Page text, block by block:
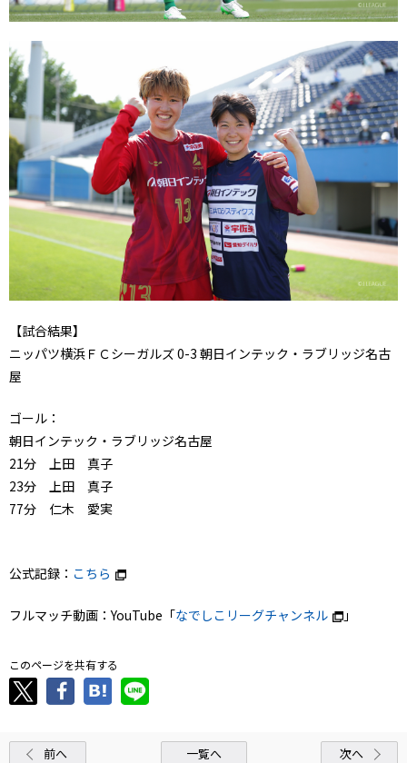
【試合結果】
ニッパツ横浜ＦＣシーガルズ 0-3 朝日インテック・ラブリッジ名古
屋
ゴール：
朝日インテック・ラブリッジ名古屋
21分 上田 真子
23分 上田 真子
77分 仁木 愛実
公式記録： こちら
フルマッチ動画：YouTube「なでしこリーグチャンネル 」
このページを共有する
前へ 一覧へ 次へ